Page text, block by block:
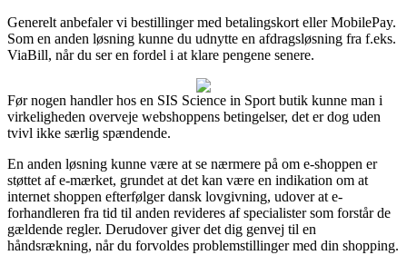
Generelt anbefaler vi bestillinger med betalingskort eller MobilePay.
Som en anden løsning kunne du udnytte en afdragsløsning fra f.eks.
ViaBill, når du ser en fordel i at klare pengene senere.
Før nogen handler hos en SIS Science in Sport butik kunne man i
virkeligheden overveje webshoppens betingelser, det er dog uden
tvivl ikke særlig spændende.
En anden løsning kunne være at se nærmere på om e-shoppen er
støttet af e-mærket, grundet at det kan være en indikation om at
internet shoppen efterfølger dansk lovgivning, udover at e-
forhandleren fra tid til anden revideres af specialister som forstår de
gældende regler. Derudover giver det dig genvej til en
håndsrækning, når du forvoldes problemstillinger med din shopping.